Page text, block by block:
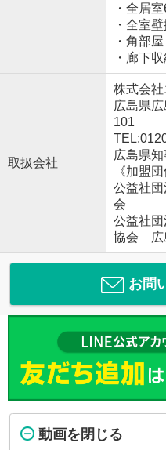
・全居
・全室
・角部屋
・廊下
取扱会社
株式会
広島県
101
広島県
《加盟団
公益社
会
公益社
協会 広
お問
動画を閉じる